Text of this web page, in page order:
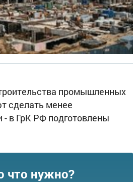
промышленных
сделать менее
в ГрК РФ подготовлены
что нужно?